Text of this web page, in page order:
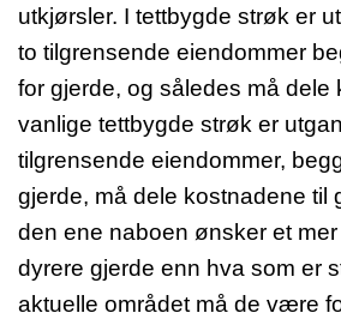
utkjørsler. I tettbygde strøk er
to tilgrensende eiendommer
for gjerde, og således må dele
vanlige tettbygde strøk er
tilgrensende eiendommer,
gjerde, må dele kostnadene til
den ene naboen ønsker et
dyrere gjerde enn hva som er
aktuelle området må de være